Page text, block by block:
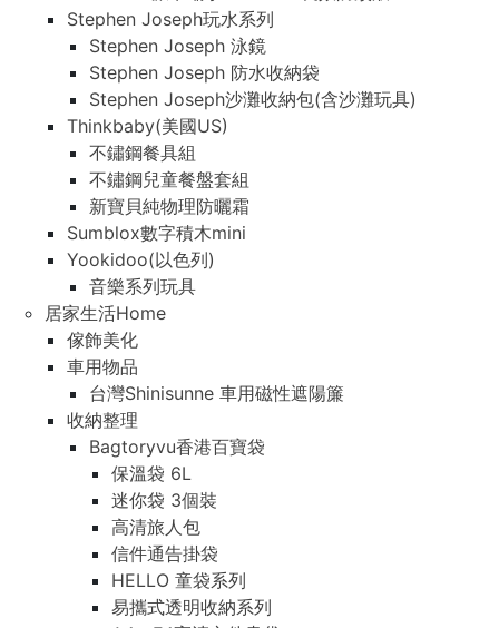
Stephen Joseph玩水系列
Stephen Joseph 泳鏡
Stephen Joseph 防水收納袋
Stephen Joseph沙灘收納包(含沙灘玩具)
Thinkbaby(美國US)
不鏽鋼餐具組
不鏽鋼兒童餐盤套組
新寶貝純物理防曬霜
Sumblox數字積木mini
Yookidoo(以色列)
音樂系列玩具
居家生活Home
傢飾美化
車用物品
台灣Shinisunne 車用磁性遮陽簾
收納整理
Bagtoryvu香港百寶袋
保溫袋 6L
迷你袋 3個裝
高清旅人包
信件通告掛袋
HELLO 童袋系列
易攜式透明收納系列